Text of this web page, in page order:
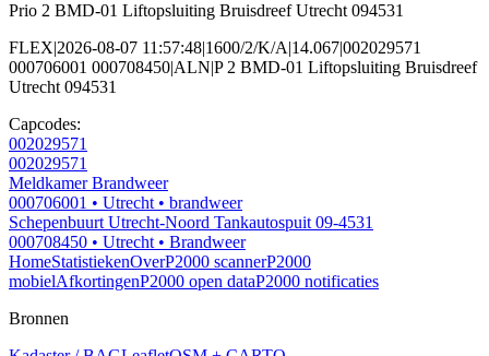
Prio 2 BMD-01 Liftopsluiting Bruisdreef Utrecht 094531
FLEX|2026-08-07 11:57:48|1600/2/K/A|14.067|002029571
000706001 000708450|ALN|P 2 BMD-01 Liftopsluiting Bruisdreef
Utrecht 094531
Capcodes:
002029571
002029571
Meldkamer Brandweer
000706001 • Utrecht • brandweer
Schepenbuurt Utrecht-Noord Tankautospuit 09-4531
000708450 • Utrecht • Brandweer
HomeStatistiekenOverP2000 scannerP2000
mobielAfkortingenP2000 open dataP2000 notificaties
Bronnen